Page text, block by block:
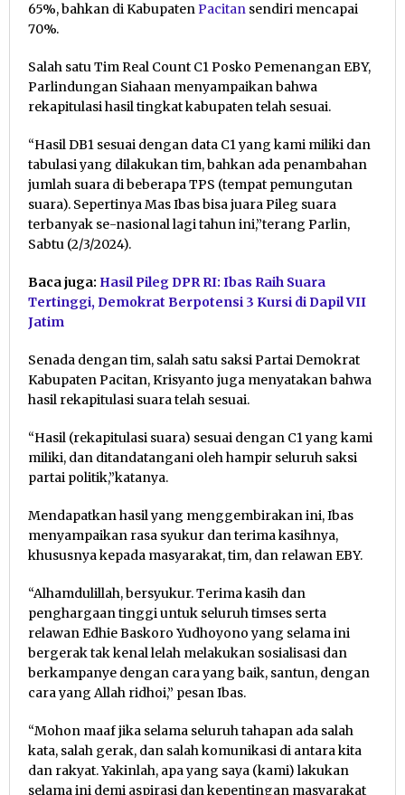
65%, bahkan di KabupatenPacitan sendiri mencapai
70%.
Salah satu Tim Real Count C1 Posko Pemenangan EBY,
Parlindungan Siahaan menyampaikan bahwa
rekapitulasi hasil tingkat kabupaten telah sesuai.
“Hasil DB1 sesuai dengan data C1 yang kami miliki dan
tabulasi yang dilakukan tim, bahkan ada penambahan
jumlah suara di beberapa TPS (tempat pemungutan
suara). Sepertinya Mas Ibas bisa juara Pileg suara
terbanyak se-nasional lagi tahun ini,”terang Parlin,
Sabtu (2/3/2024).
Baca juga: Hasil Pileg DPR RI: Ibas Raih Suara
Tertinggi, Demokrat Berpotensi 3 Kursi di Dapil VII
Jatim
Senada dengan tim, salah satu saksi Partai Demokrat
Kabupaten Pacitan, Krisyanto juga menyatakan bahwa
hasil rekapitulasi suara telah sesuai.
“Hasil (rekapitulasi suara) sesuai dengan C1 yang kami
miliki, dan ditandatangani oleh hampir seluruh saksi
partai politik,”katanya.
Mendapatkan hasil yang menggembirakan ini, Ibas
menyampaikan rasa syukur dan terima kasihnya,
khususnya kepada masyarakat, tim, dan relawan EBY.
“Alhamdulillah, bersyukur. Terima kasih dan
penghargaan tinggi untuk seluruh timses serta
relawan Edhie Baskoro Yudhoyono yang selama ini
bergerak tak kenal lelah melakukan sosialisasi dan
berkampanye dengan cara yang baik, santun, dengan
cara yang Allah ridhoi,” pesan Ibas.
“Mohon maaf jika selama seluruh tahapan ada salah
kata, salah gerak, dan salah komunikasi di antara kita
dan rakyat. Yakinlah, apa yang saya (kami) lakukan
selama ini demi aspirasi dan kepentingan masyarakat